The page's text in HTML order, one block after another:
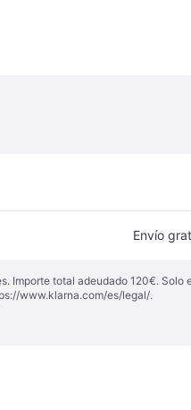
Envío
Importe total adeudado 120€.
www.klarna.com/es/legal/.